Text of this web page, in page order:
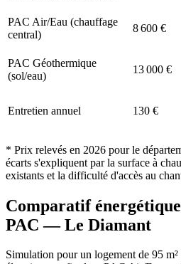
PAC Air/Eau (chauffage
central)
8 600 €
PAC Géothermique
(sol/eau)
13 000 €
Entretien annuel 130 €
* Prix relevés en 2026 pour le
écarts s'expliquent par la surface à
existants et la difficulté d'accès au
Comparatif
PAC —Le Diamant
Simulation pour un logement de 95 m²